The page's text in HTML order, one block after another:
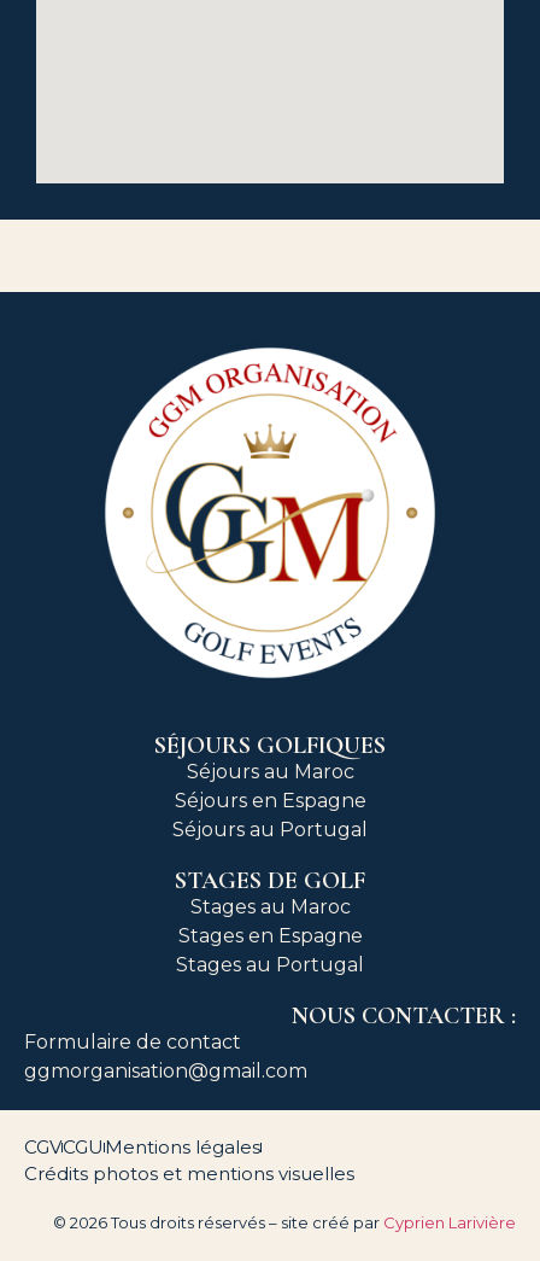
SÉJOURS GOLFIQUES
Séjours au Maroc
Séjours en Espagne
Séjours au Portugal
STAGES DE GOLF
Stages au Maroc
Stages en Espagne
Stages au Portugal
NOUS CONTACTER :
Formulaire de contact
ggmorganisation@gmail.com
CGVCGU Mentions légales
Crédits photos et mentions visuelles
© 2026 Tous droits réservés – site créé par Cyprien Larivière